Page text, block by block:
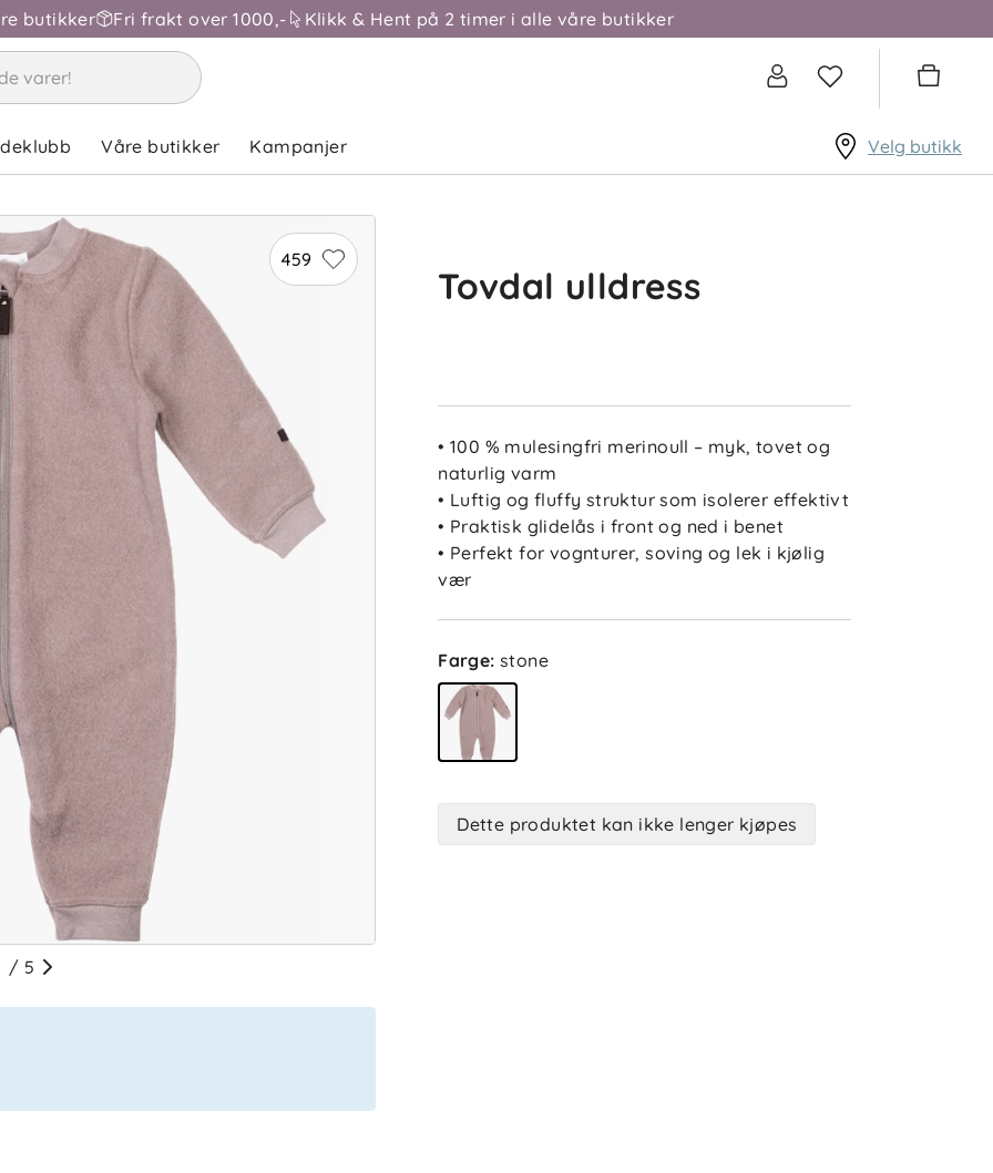
butikker Fri frakt over 1000,- Klikk & Hent på 2 timer i alle våre butikker
Våre butikker Kampanjer Velg butikk
459
/ 5
Tovdal ulldress
• 100 % mulesingfri merinoull – myk, tovet og
naturlig varm
• Luftig og fluffy struktur som isolerer effektivt
• Praktisk glidelås i front og ned i benet
• Perfekt for vognturer, soving og lek i kjølig
vær
Farge: stone
Dette produktet kan ikke lenger kjøpes